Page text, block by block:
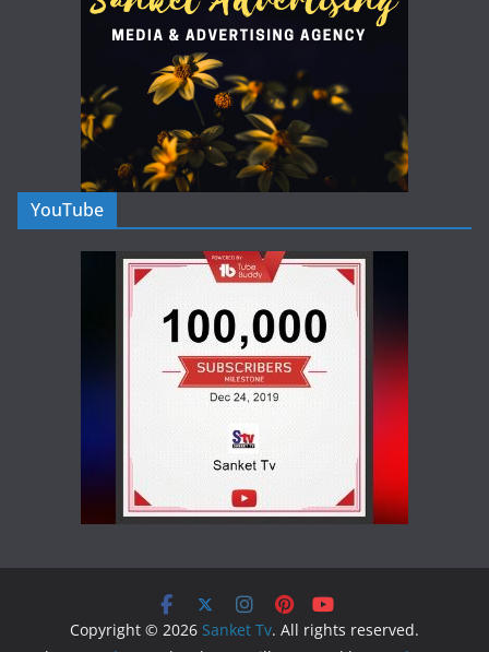
YouTube
Copyright © 2026 Sanket Tv. All rights reserved.